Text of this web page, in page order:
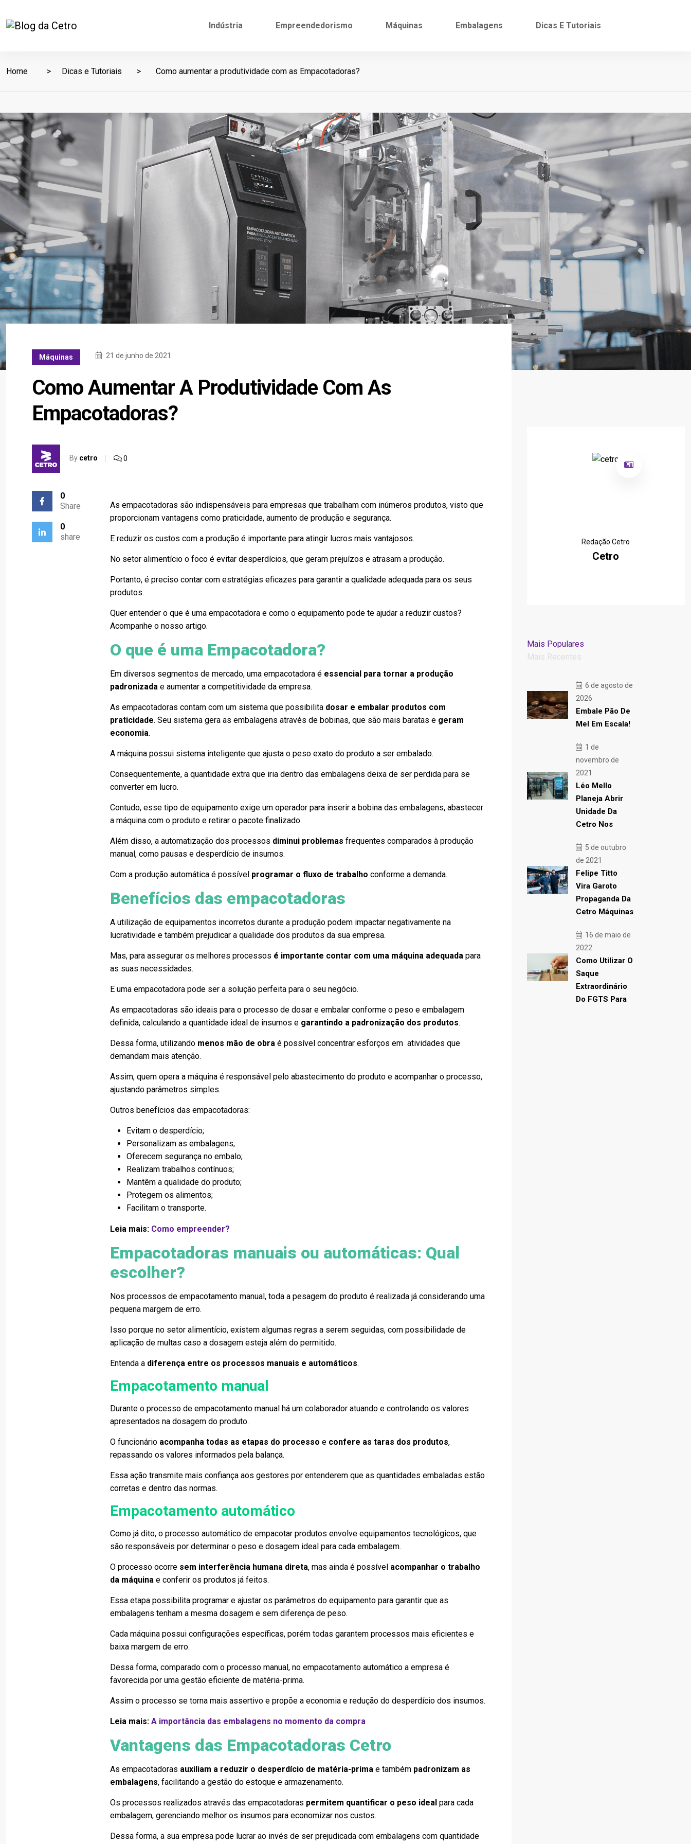
Indústria Empreendedorismo Máquinas Embalagens Dicas E Tutoriais
Home Dicas e Tutoriais Como aumentar a produtividade com as Empacotadoras?
Máquinas 21 de junho de 2021
Como Aumentar A Produtividade Com As
Empacotadoras?
By cetro 0
0
Share
0
share
As empacotadoras são indispensáveis para empresas que trabalham com inúmeros produtos, visto que
proporcionam vantagens como praticidade, aumento de produção e segurança.
E reduzir os custos com a produção é importante para atingir lucros mais vantajosos.
No setor alimentício o foco é evitar desperdícios, que geram prejuízos e atrasam a produção.
Portanto, é preciso contar com estratégias eficazes para garantir a qualidade adequada para os seus
produtos.
Quer entender o que é uma empacotadora e como o equipamento pode te ajudar a reduzir custos?
Acompanhe o nosso artigo.
O que é uma Empacotadora?
Em diversos segmentos de mercado, uma empacotadora é essencial para tornar a produção
padronizada e aumentar a competitividade da empresa.
As empacotadoras contam com um sistema que possibilita dosar e embalar produtos com
praticidade. Seu sistema gera as embalagens através de bobinas, que são mais baratas e geram
economia.
A máquina possui sistema inteligente que ajusta o peso exato do produto a ser embalado.
Consequentemente, a quantidade extra que iria dentro das embalagens deixa de ser perdida para se
converter em lucro.
Contudo, esse tipo de equipamento exige um operador para inserir a bobina das embalagens, abastecer
a máquina com o produto e retirar o pacote finalizado.
Além disso, a automatização dos processos diminui problemas frequentes comparados à produção
manual, como pausas e desperdício de insumos.
Com a produção automática é possível programar o fluxo de trabalho conforme a demanda.
Benefícios das empacotadoras
A utilização de equipamentos incorretos durante a produção podem impactar negativamente na
lucratividade e também prejudicar a qualidade dos produtos da sua empresa.
Mas, para assegurar os melhores processos é importante contar com uma máquina adequada para
as suas necessidades.
E uma empacotadora pode ser a solução perfeita para o seu negócio.
As empacotadoras são ideais para o processo de dosar e embalar conforme o peso e embalagem
definida, calculando a quantidade ideal de insumos e garantindo a padronização dos produtos.
Dessa forma, utilizando menos mão de obra é possível concentrar esforços em atividades que
demandam mais atenção.
Assim, quem opera a máquina é responsável pelo abastecimento do produto e acompanhar o processo,
ajustando parâmetros simples.
Outros benefícios das empacotadoras:
Evitam o desperdício;
Personalizam as embalagens;
Oferecem segurança no embalo;
Realizam trabalhos contínuos;
Mantêm a qualidade do produto;
Protegem os alimentos;
Facilitam o transporte.
Leia mais: Como empreender?
Empacotadoras manuais ou automáticas: Qual
escolher?
Nos processos de empacotamento manual, toda a pesagem do produto é realizada já considerando uma
pequena margem de erro.
Isso porque no setor alimentício, existem algumas regras a serem seguidas, com possibilidade de
aplicação de multas caso a dosagem esteja além do permitido.
Entenda a diferença entre os processos manuais e automáticos.
Empacotamento manual
Durante o processo de empacotamento manual há um colaborador atuando e controlando os valores
apresentados na dosagem do produto.
O funcionário acompanha todas as etapas do processo e confere as taras dos produtos,
repassando os valores informados pela balança.
Essa ação transmite mais confiança aos gestores por entenderem que as quantidades embaladas estão
corretas e dentro das normas.
Empacotamento automático
Como já dito, o processo automático de empacotar produtos envolve equipamentos tecnológicos, que
são responsáveis por determinar o peso e dosagem ideal para cada embalagem.
O processo ocorre sem interferência humana direta, mas ainda é possível acompanhar o trabalho
da máquina e conferir os produtos já feitos.
Essa etapa possibilita programar e ajustar os parâmetros do equipamento para garantir que as
embalagens tenham a mesma dosagem e sem diferença de peso.
Cada máquina possui configurações específicas, porém todas garantem processos mais eficientes e
baixa margem de erro.
Dessa forma, comparado com o processo manual, no empacotamento automático a empresa é
favorecida por uma gestão eficiente de matéria-prima.
Assim o processo se torna mais assertivo e propõe a economia e redução do desperdício dos insumos.
Leia mais:A importância das embalagens no momento da compra
Vantagens das Empacotadoras Cetro
As empacotadoras auxiliam a reduzir o desperdício de matéria-prima e também padronizam as
embalagens, facilitando a gestão do estoque e armazenamento.
Os processos realizados através das empacotadoras permitem quantificar o peso ideal para cada
embalagem, gerenciando melhor os insumos para economizar nos custos.
Dessa forma, a sua empresa pode lucrar ao invés de ser prejudicada com embalagens com quantidade
Redação Cetro
Cetro
Mais Populares
Mais Recentes
6 de agosto de
2026
Embale Pão De
Mel Em Escala!
1 de
novembro de
2021
Léo Mello
Planeja Abrir
Unidade Da
Cetro Nos
5 de outubro
de 2021
Felipe Titto
Vira Garoto
Propaganda Da
Cetro Máquinas
16 de maio de
2022
Como Utilizar O
Saque
Extraordinário
Do FGTS Para